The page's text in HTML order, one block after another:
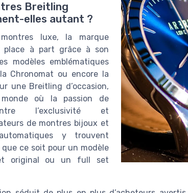
Breitling
elles autant ?
luxe, la marque
place à part grâce à son
modèles emblématiques
Chronomat ou encore la
une Breitling d’occasion,
où la passion de
l’exclusivité et
de montres bijoux et
y trouvent
ce soit pour un modèle
original ou un full set